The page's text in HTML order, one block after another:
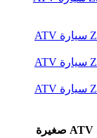
حار بيع 350cc سيارة كهربائية البنزين Ztr سيارة ATV صغيرة